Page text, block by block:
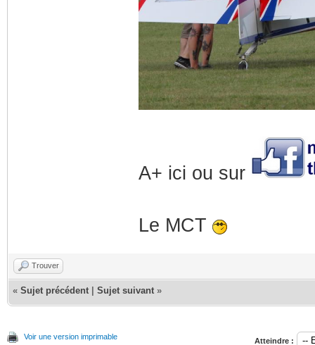
A+ ici ou sur
Le MCT
Trouver
« Sujet précédent Sujet suivant »
Voir une version imprimable Atteindre :